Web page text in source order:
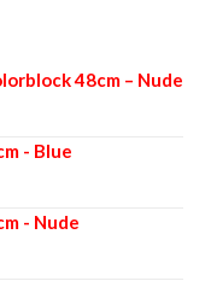
48cm – Nude
- Blue
- Nude